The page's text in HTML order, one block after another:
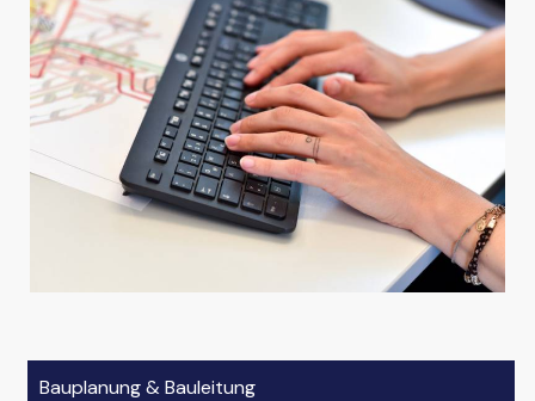
Bauplanung & Bauleitung